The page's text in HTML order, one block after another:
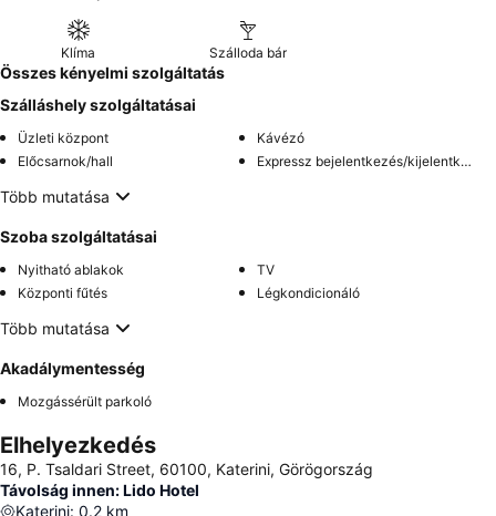
Klíma Szálloda bár
Összes kényelmi szolgáltatás
Szálláshely szolgáltatásai
Üzleti központ
Kávézó
Előcsarnok/hall
Expressz bejelentkezés/kijelentkezés
Több mutatása
Szoba szolgáltatásai
Nyitható ablakok
TV
Központi fűtés
Légkondicionáló
Több mutatása
Akadálymentesség
Mozgássérült parkoló
Elhelyezkedés
16, P. Tsaldari Street, 60100, Katerini, Görögország
Távolság innen: Lido Hotel
Katerini: 0.2 km